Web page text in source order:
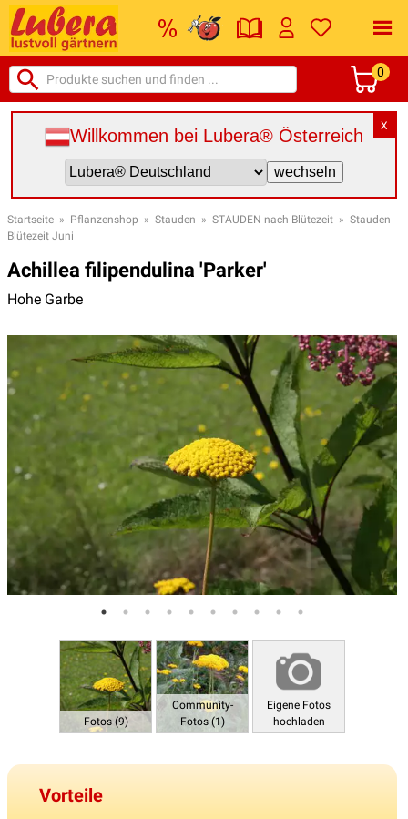
0
X
Willkommen bei Lubera® Österreich
Startseite » Pflanzenshop » Stauden » STAUDEN nach Blütezeit » Stauden
Blütezeit Juni
Achillea filipendulina 'Parker'
Hohe Garbe
Fotos (9)
Community-
Fotos (1)
Eigene Fotos
hochladen
Vorteile